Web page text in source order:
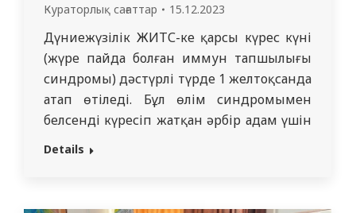
Кураторлық сағаттар 15.12.2023
Дүниежүзілік ЖИТС-ке қарсы күрес күні
(жүре пайда болған иммун тапшылығы
синдромы) дәстүрлі түрде 1 желтоқсанда
атап өтіледі. Бұл өлім синдромымен
белсенді күресіп жатқан әрбір адам үшін
өте маңызды күн. Дүние жүзіндегі
Details